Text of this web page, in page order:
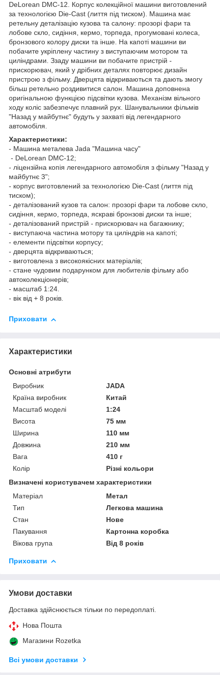
DeLorean DMC-12. Корпус колекційної машини виготовлений
за технологією Die-Cast (лиття під тиском). Машина має
ретельну деталізацію кузова та салону: прозорі фари та
лобове скло, сидіння, кермо, торпеда, прогумовані колеса,
бронзового колору диски та інше. На капоті машини ви
побачите укріплену частину з виступаючим мотором та
циліндрами. Ззаду машини ви побачите пристрій -
прискорювач, який у дрібних деталях повторює дизайн
пристрою з фільму. Дверцята відкриваються та дають змогу
більш ретельно роздивитися салон. Машина доповнена
оригінальною функцією підсвітки кузова. Механізм вільного
ходу коліс забезпечує плавний рух. Шанувальники фільмів
"Назад у майбутнє" будуть у захваті від легендарного
автомобіля.
Характеристики:
- Машина металева Jada "Машина часу"
- DeLorean DMC-12;
- ліцензійна копія легендарного автомобіля з фільму "Назад у
майбутнє 3";
- корпус виготовлений за технологією Die-Cast (лиття під
тиском);
- деталізований кузов та салон: прозорі фари та лобове скло,
сидіння, кермо, торпеда, яскраві бронзові диски та інше;
- деталізований пристрій - прискорювач на багажнику;
- виступаюча частина мотору та циліндрів на капоті;
- елементи підсвітки корпусу;
- дверцята відкриваються;
- виготовлена з високоякісних матеріалів;
- стане чудовим подарунком для любителів фільму або
автоколекціонерів;
- масштаб 1:24.
- вік від + 8 років.
Приховати
Характеристики
Основні атрибути
Виробник
JADA
Країна виробник
Китай
Масштаб моделі
1:24
Висота
75 мм
Ширина
110 мм
Довжина
210 мм
Вага
410 г
Колір
Різні кольори
Визначені користувачем характеристики
Матеріал
Метал
Тип
Легкова машина
Стан
Нове
Пакування
Картонна коробка
Вікова група
Від 8 років
Приховати
Умови доставки
Доставка здійснюється тільки по передоплаті.
Нова Пошта
Магазини Rozetka
Всі умови доставки